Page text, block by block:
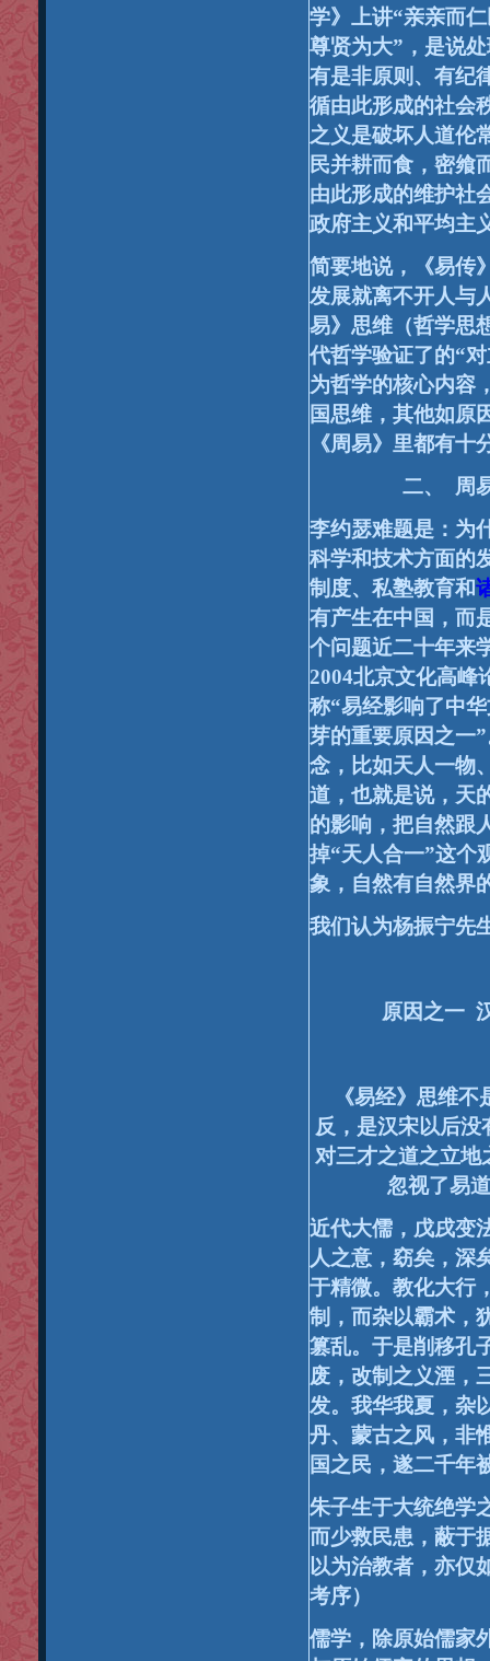
学》上讲“亲亲而
尊贤为大”，是说
有是非原则、有纪
循由此形成的社会
之义是破坏人道伦
民并耕而食，密飨
由此形成的维护社
政府主义和平均主
简要地说，《易传
发展就离不开人与
易》思维（哲学思
代哲学验证了的“
为哲学的核心内容
国思维，其他如原
《周易》里都有十
二、
周
李约瑟难题是：为
科学和技术方面的
制度、私塾教育和
有产生在中国，而
个问题近二十年来
2004北京文化高峰
称“易经影响了中
芽的重要原因之一”
念，比如天人一物
道，也就是说，天
的影响，把自然跟
掉“天人合一”这个
象，自然有自然界
我们认为杨振宁先
原因之一
《易经》思维
反，是汉宋以后
对三才之道之立地
忽视了易
近代大儒，戊戌变
人之意，窈矣，深
于精微。教化大行
制，而杂以霸术，
篡乱。于是削移孔
废，改制之义湮，
发。我华我夏，杂
丹、蒙古之风，非
国之民，遂二千年
朱子生于大统绝学
而少救民患，蔽于
以为治教者，亦
考序）
儒学，除原始儒家